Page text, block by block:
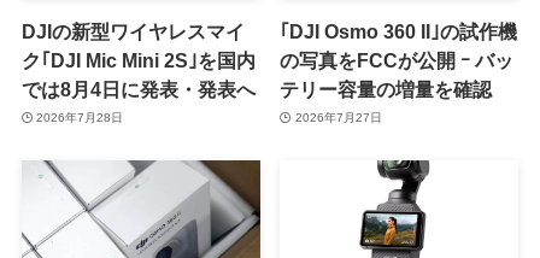
DJIの新型ワイヤレスマイ
ク｢DJI Mic Mini 2S｣を国内
では8月4日に発表・発表へ
2026年7月28日
｢DJI Osmo 360 II｣の試作機
の写真をFCCが公開 ｰ バッ
テリー容量の増量を確認
2026年7月27日